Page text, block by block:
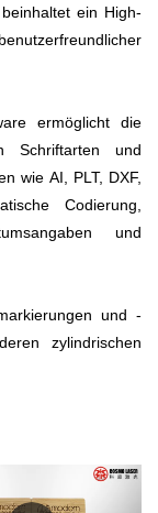
ein High-
ermöglicht die
Schriftarten und
wie AI, PLT, DXF,
Codierung,
und
und -
zylindrischen